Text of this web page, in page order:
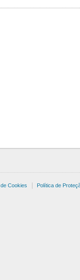
Cookies Política de